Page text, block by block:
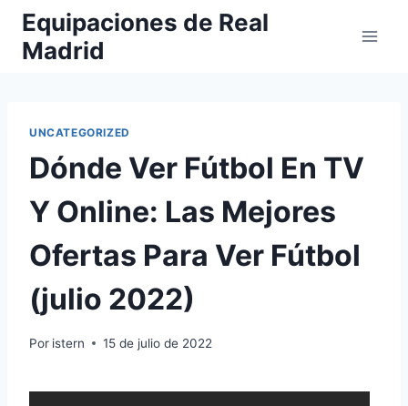
Saltar
contenido
Equipaciones de Real
Madrid
UNCATEGORIZED
Dónde Ver Fútbol En TV
Y Online: Las Mejores
Ofertas Para Ver Fútbol
(julio 2022)
Por istern 15 de julio de 2022